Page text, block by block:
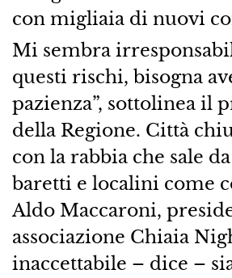
con migliaia di nuovi
Mi sembra
questi rischi, bisogna
pazienza”, sottolinea il
della Regione. Città
con la rabbia che sale
baretti e localini come
Aldo Maccaroni,
associazione Chiaia
inaccettabile – dice –